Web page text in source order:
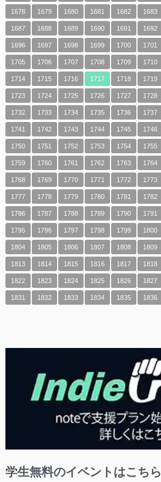
1678 1679 1680 1681 1682 1683
1687 1688 1689 1690 1691 1692
1696 1697 1698 1699 1700 1701
1705 1706 1707 1708 1709 1710
1714 1715 1716 1717 1718 1719
1723 1724 1725 1726 1727 1728
1732 1733 1734 1735 1736 1737
1741 1742 1743 1744 1745 1746
1750 1751 1752 1753 1754 1755
1759 1760 1761 1762 1763 1764
1768 1769 1770 1771 1772 1773
1777 1778 1779 1780 1781 1782
1786 1787 1788 1789 1790 1791
1795 1796 1797 1798 1799 1800
1804 1805 1806 1807 1808 1809
1813 1814 1815 1816 1817 1818
1822 1823 1824 1825 1826 1827
1831 1832 1833 1834 1835 1836
学生無料のイベントはこちら